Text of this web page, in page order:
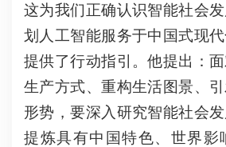
这为我们正确认识智能社会
划人工智能服务于中国式现代
提供了行动指引。他提出：
生产方式、重构生活图景、
形势，要深入研究智能社会发
提炼具有中国特色、世界影